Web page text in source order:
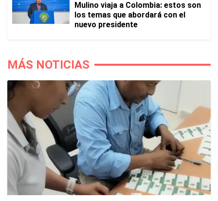
Mulino viaja a Colombia: estos son
los temas que abordará con el
nuevo presidente
MÁS NOTICIAS